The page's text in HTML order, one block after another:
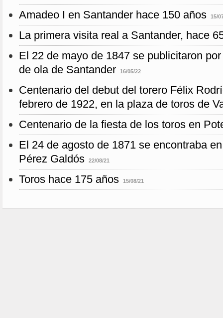
Amadeo I en Santander hace 150 años 15/
La primera visita real a Santander, hace
El 22 de mayo de 1847 se publicitaron
de ola de Santander
16/05/22
Centenario del debut del torero Félix
febrero de 1922, en la plaza de toros de
Centenario de la fiesta de los toros en
El 24 de agosto de 1871 se encontraba
Pérez Galdós
22/08/21
Toros hace 175 años 15/08/21